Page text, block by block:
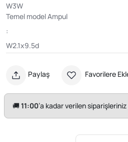
W3W
Temel model Ampul
:
W2.1x9.5d
Paylaş Favorilere
🚚11:00’a kadar verilen